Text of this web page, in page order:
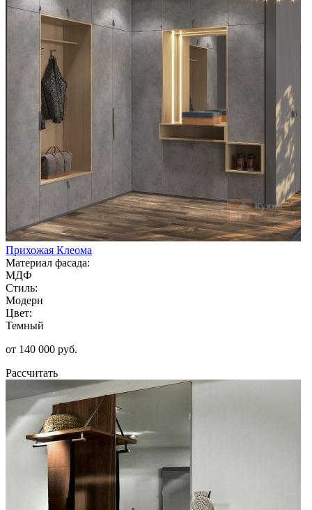
Прихожая Клеома
Материал фасада:
МДФ
Стиль:
Модерн
Цвет:
Темный
от 140 000 руб.
Рассчитать